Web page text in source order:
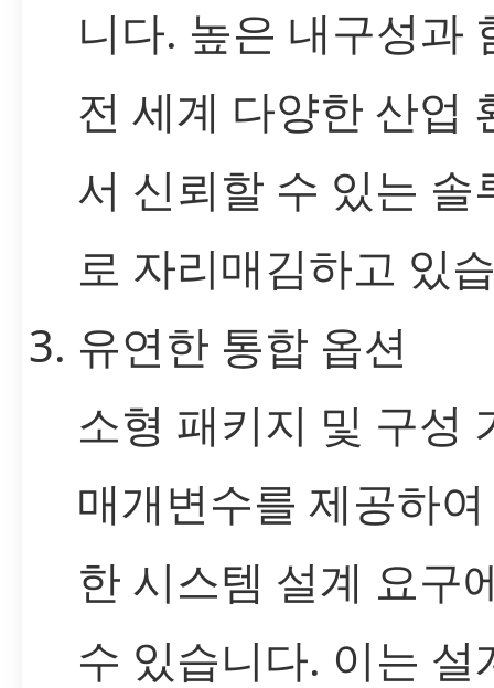
니다. 높은 내구성과
전 세계 다양한 산업
서 신뢰할 수 있는 솔
로 자리매김하고 있
유연한 통합 옵션
소형 패키지 및 구성
매개변수를 제공하
한 시스템 설계 요구
수 있습니다. 이는 설